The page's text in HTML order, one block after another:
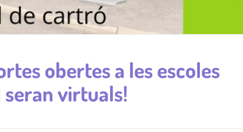
obertes a les escoles
seran virtuals!